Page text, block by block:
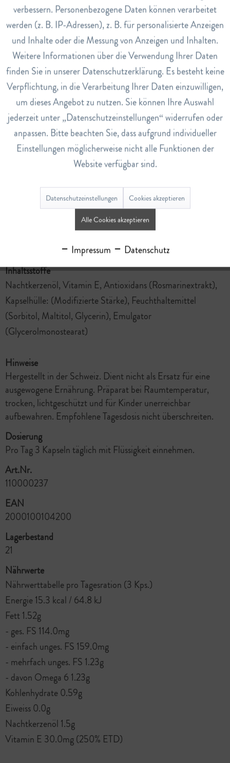
Abderhalden-Nachtkerzen-Qualität:
Nachtkerzenöl 1,5 g pro Tagesdosis - reich an Gamma-
Linolensäure (8–12%)
Linolsäure 66–76% - essentielle Omega-6-Fettsäure
Vitamin E 30 mg (250% ETD) - antioxidativer
Zellschutz
Hergestellt in der Schweiz, vegan, glutenfrei, laktosefrei
Präparat bei Raumtemperatur, trocken, lichtgeschützt
und für Kinder unerreichbar aufbewahren
Wertvolle Omega-6-Fettsäuren aus der Nachtkerze
! Bei Fragen zu Nachtkerzenöl Kapseln oder
anderen
Nahrungsergänzungsmitteln von Abderhalden
beraten wir Sie gerne persönlich - telefonisch, per E-Mail
oder direkt in unserer Drogerie in Wattwil.
Inhaltsstoffe
Nachtkerzenöl, Vitamin E, Antioxidans (Rosmarinextrakt),
Kapselhülle: (Modifizierte Stärke), Feuchthaltemittel
(Sorbitol, Maltitol, Glycerin), Emulgator
(Glycerolmonostearat)
Hinweise
Hergestellt in der Schweiz. Dient nicht als Ersatz für eine
ausgewogene Ernährung. Präparat bei Raumtemperatur,
trocken, lichtgeschützt und für Kinder unerreichbar
aufbewahren. Empfohlene Tagesdosis nicht überschreiten.
Dosierung
Pro Tag 3 Kapseln täglich mit Flüssigkeit einnehmen.
Art.Nr.
110000237
EAN
2000100104200
Lagerbestand
21
Nährwerte
Nährwerttabelle pro Tagesration (3 Kps.)
Energie 15.3 kcal / 64.8 kJ
Fett 1.52g
- ges. FS 114.0mg
- einfach unges. FS 159.0mg
- mehrfach unges. FS 1.23g
- davon Omega 6 1.23g
Kohlenhydrate 0.59g
Eiweiss 0.0g
Nachtkerzenöl 1.5g
Vitamin E 30.0mg (250% ETD)
Tracking Inaktiv
Service Inaktiv
verbessern. Personenbezogene Daten können verarbeitet
werden (z. B. IP-Adressen), z. B. für personalisierte Anzeigen
und Inhalte oder die Messung von Anzeigen und Inhalten.
Weitere Informationen über die Verwendung Ihrer Daten
finden Sie in unserer Datenschutzerklärung. Es besteht keine
Verpflichtung, in die Verarbeitung Ihrer Daten einzuwilligen,
um dieses Angebot zu nutzen. Sie können Ihre Auswahl
jederzeit unter „Datenschutzeinstellungen“ widerrufen oder
anpassen. Bitte beachten Sie, dass aufgrund individueller
Einstellungen möglicherweise nicht alle Funktionen der
Website verfügbar sind.
Datenschutzeinstellungen Cookies akzeptieren
Alle Cookies akzeptieren
Impressum Datenschutz